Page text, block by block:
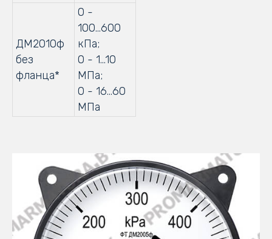
ДМ2010ф
без
фланца*
0 -
100...600
кПа;
0 - 1…10
МПа;
0 - 16…60
МПа